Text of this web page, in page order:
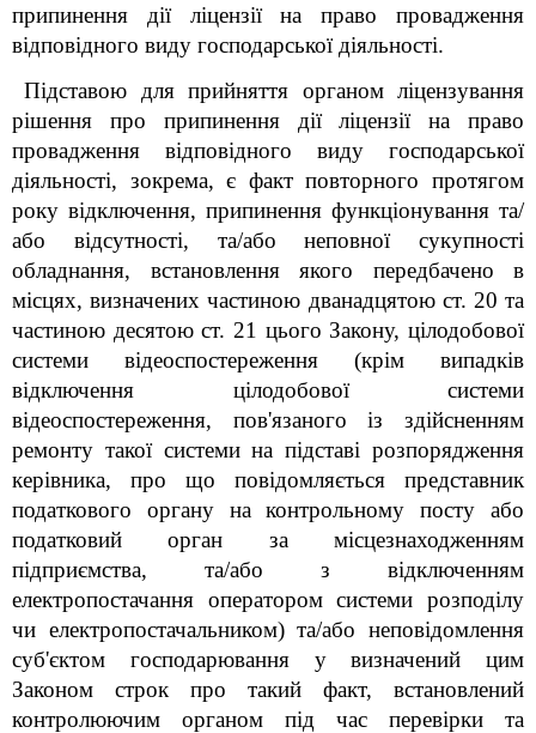
припинення дії ліцензії на право провадження
відповідного виду господарської діяльності.
Підставою для прийняття органом ліцензування
рішення про припинення дії ліцензії на право
провадження відповідного виду господарської
діяльності, зокрема, є факт повторного протягом
року відключення, припинення функціонування та/
або відсутності, та/або неповної сукупності
обладнання, встановлення якого передбачено в
місцях, визначених частиною дванадцятою ст. 20 та
частиною десятою ст. 21 цього Закону, цілодобової
системи відеоспостереження (крім випадків
відключення цілодобової системи
відеоспостереження, пов'язаного із здійсненням
ремонту такої системи на підставі розпорядження
керівника, про що повідомляється представник
податкового органу на контрольному посту або
податковий орган за місцезнаходженням
підприємства, та/або з відключенням
електропостачання оператором системи розподілу
чи електропостачальником) та/або неповідомлення
суб'єктом господарювання у визначений цим
Законом строк про такий факт, встановлений
контролюючим органом під час перевірки та